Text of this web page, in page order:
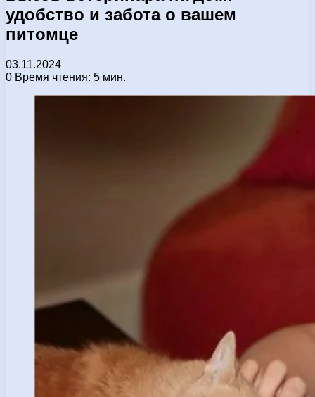
удобство и забота о вашем
питомце
03.11.2024
0 Время чтения: 5 мин.